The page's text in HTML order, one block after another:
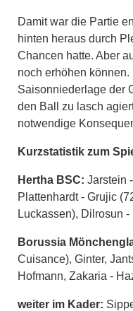
Damit war die Partie
hinten heraus durch
Chancen hatte. Aber
noch erhöhen
Saisonniederlage der
den Ball zu lasch
notwendige
Kurzstatistik zum
Hertha BSC: Jarstein
Plattenhardt - Grujic
Luckassen), Dilrosun
Borussia
Cuisance), Ginter,
Hofmann, Zakaria -
weiter im Kader: